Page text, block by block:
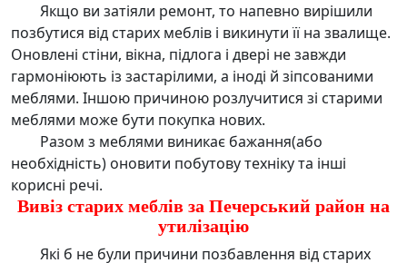
Якщо ви затіяли ремонт, то напевно вирішили
позбутися від старих меблів і викинути її на звалище.
Оновлені стіни, вікна, підлога і двері не завжди
гармоніюють із застарілими, а іноді й зіпсованими
меблями. Іншою причиною розлучитися зі старими
меблями може бути покупка нових.
Разом з меблями виникає бажання(або
необхідність) оновити побутову техніку та інші
корисні речі.
Вивіз старих меблів за Печерський район на
утилізацію
Які б не були причини позбавлення від старих